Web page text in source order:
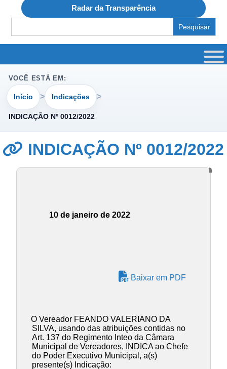
Radar da Transparência
for:
VOCÊ ESTÁ EM:
Início Indicações
INDICAÇÃO Nº 0012/2022
INDICAÇÃO Nº 0012/2022
10 de janeiro de 2022
Baixar em PDF
O Vereador FEANDO VALERIANO DA
SILVA, usando das atribuições contidas no
Art. 137 do Regimento Inteo da Câmara
Municipal de Vereadores, INDICA ao Chefe
do Poder Executivo Municipal, a(s)
presente(s) Indicação: